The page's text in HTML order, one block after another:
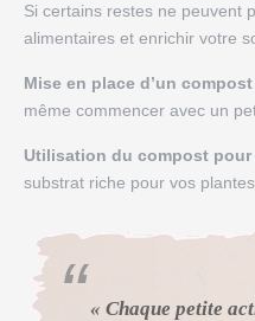
Si certains restes ne peuvent
alimentaires et enrichir votre
Mise en place d’un
même commencer avec un
Utilisation du compost
substrat riche pour vos
« Chaque petite